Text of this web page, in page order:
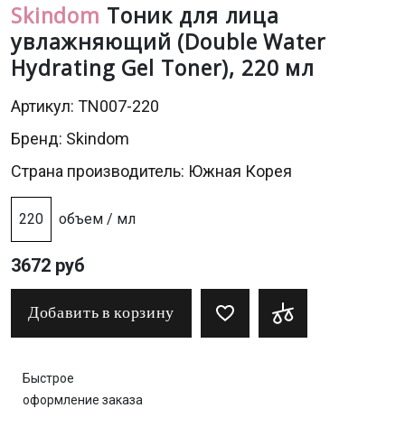
Skindom Тоник для лица
увлажняющий (Double Water
Hydrating Gel Toner), 220 мл
Артикул: TN007-220
Бренд: Skindom
Страна производитель: Южная Корея
220 объем / мл
3672 руб
Добавить в корзину
Быстрое
оформление заказа